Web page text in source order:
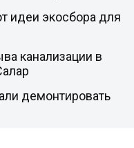
идеи экосбора для
канализации в
демонтировать